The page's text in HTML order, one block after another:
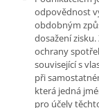
odpovědnost
obdobným
dosažení
ochrany
související s
při
která jedná
pro účely